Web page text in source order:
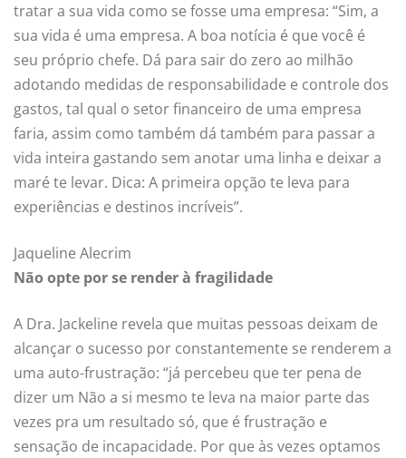
tratar a sua vida como se fosse uma empresa: “Sim, a
sua vida é uma empresa. A boa notícia é que você é
seu próprio chefe. Dá para sair do zero ao milhão
adotando medidas de responsabilidade e controle dos
gastos, tal qual o setor financeiro de uma empresa
faria, assim como também dá também para passar a
vida inteira gastando sem anotar uma linha e deixar a
maré te levar. Dica: A primeira opção te leva para
experiências e destinos incríveis”.
Jaqueline Alecrim
Não opte por se render à fragilidade
A Dra. Jackeline revela que muitas pessoas deixam de
alcançar o sucesso por constantemente se renderem a
uma auto-frustração: “já percebeu que ter pena de
dizer um Não a si mesmo te leva na maior parte das
vezes pra um resultado só, que é frustração e
sensação de incapacidade. Por que às vezes optamos